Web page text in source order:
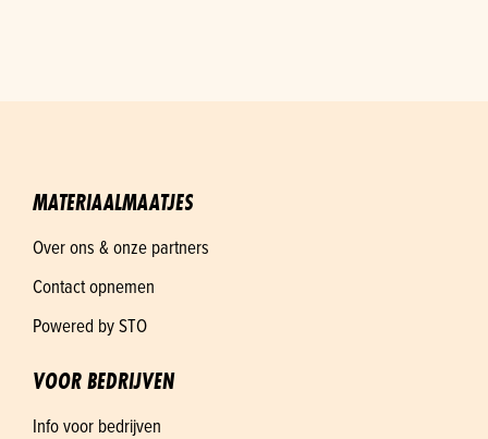
MATERIAALMAATJES
Over ons & onze partners
Contact opnemen
Powered by STO
VOOR BEDRIJVEN
Info voor bedrijven